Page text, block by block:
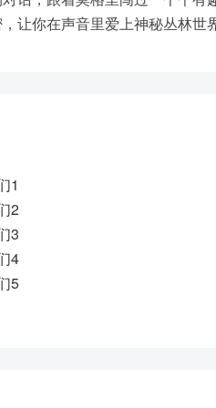
让你在声音里爱上神秘丛林世
1
2
3
4
5